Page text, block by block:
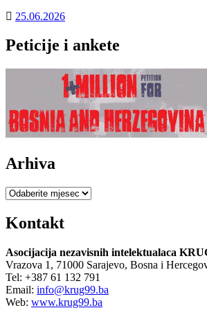
25.06.2026
Peticije i ankete
Arhiva
Arhiva
Kontakt
Asocijacija nezavisnih intelektualaca
Vrazova 1, 71000 Sarajevo, Bosna i
Tel: +387 61 132 791
Email: info@krug99.ba
Web: www.krug99.ba